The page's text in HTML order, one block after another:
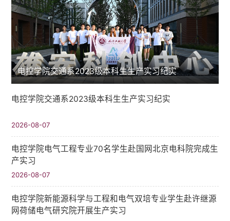
电控学院交通系2023级本科生生产实习纪实
电控学院交通系2023级本科生生产实习纪实
2026-08-07
电控学院电气工程专业70名学生赴国网北京电科院完成生
产实习
2026-08-07
电控学院新能源科学与工程和电气双培专业学生赴许继源
网荷储电气研究院开展生产实习